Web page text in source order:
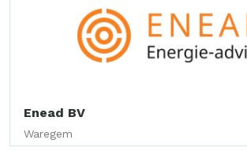
Enead BV
Waregem